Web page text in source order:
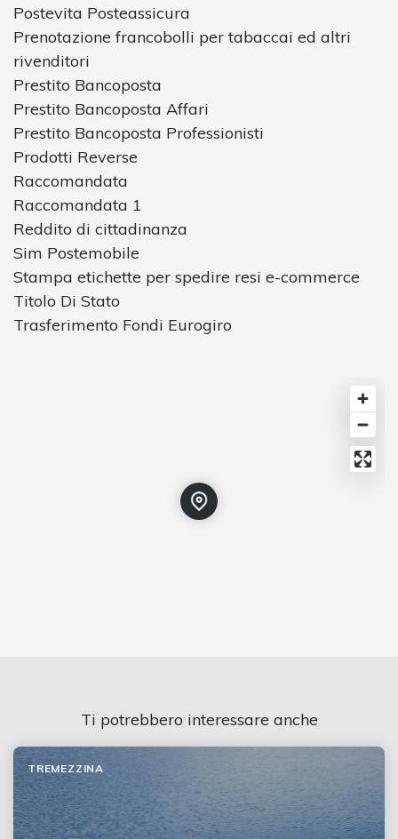
Postevita Posteassicura
Prenotazione francobolli per tabaccai ed altri
rivenditori
Prestito Bancoposta
Prestito Bancoposta Affari
Prestito Bancoposta Professionisti
Prodotti Reverse
Raccomandata
Raccomandata 1
Reddito di cittadinanza
Sim Postemobile
Stampa etichette per spedire resi e-commerce
Titolo Di Stato
Trasferimento Fondi Eurogiro
Ti potrebbero interessare anche
TREMEZZINA